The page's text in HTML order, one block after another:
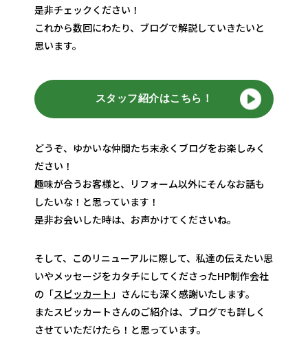
是非チェックください！
これから数回にわたり、ブログで解説していきたいと
思います。
スタッフ紹介はこちら！
どうぞ、ゆかいな仲間たち末永くブログをお楽しみく
ださい！
趣味が合うお客様と、リフォーム以外にそんなお話も
したいな！と思っています！
是非お会いした時は、お声かけてくださいね。
そして、このリニューアルに際して、私達の伝えたい思
いやメッセージをカタチにしてくださったHP制作会社
の「スピッカート」さんにも深く感謝いたします。
またスピッカートさんのご紹介は、ブログでも詳しく
させていただけたら！と思っています。